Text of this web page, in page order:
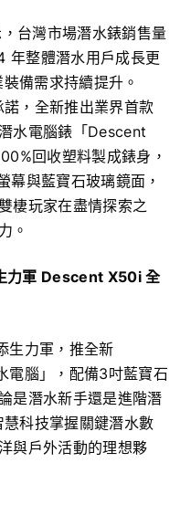
台灣市場潛水錶銷售量
年整體潛水用戶成長更
備需求持續提升。
，全新推出業界首款
水電腦錶「Descent
回收塑料製成錶身，
幕與藍寶石玻璃鏡面，
棲玩家在盡情探索之
。
力軍 Descent X50i 全
生力軍，推全新
電腦」，配備3吋藍寶石
是潛水新手還是進階潛
科技掌握關鍵潛水數
與戶外活動的理想夥